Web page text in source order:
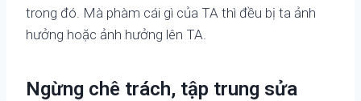
trong đó. Mà phàm cái gì của TA thì đều bị ta ảnh
hưởng hoặc ảnh hưởng lên TA.
Ngừng chê trách, tập trung sửa